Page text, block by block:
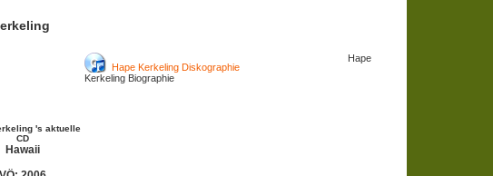
Hape Kerkeling Diskographie
Hape
Kerkeling Biographie
's aktuelle
CD
Hawaii